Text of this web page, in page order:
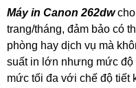
Máy in Canon 262dwcho
trang/tháng, đảm bảo có
phòng hay dịch vụ mà
suất in lớn nhưng mức
mức tối đa với chế độ